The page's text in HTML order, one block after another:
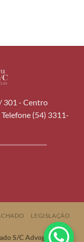
301 - Centro
(54) 3311-
LEGISLAÇÃO
S/C Advogados